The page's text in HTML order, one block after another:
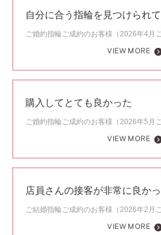
自分に合う指輪を見つけられ
ご婚約指輪ご成約のお客様（2026年4月ご
VIEW MORE
購入してとても良かった
ご婚約指輪ご成約のお客様（2026年5月ご
VIEW MORE
店員さんの接客が非常に良か
ご結婚指輪ご成約のお客様（2026年2月ご
VIEW MORE